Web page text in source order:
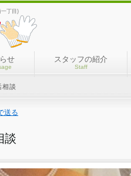
一丁目)
せ スタッフの紹介
Staff
相談
談